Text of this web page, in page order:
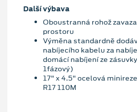
Další výbava
Oboustranná rohož
prostoru
Výměna standardně
nabíjecího kabelu za
domácí nabíjení ze
1fázový)
17" x 4.5" ocelová
R17 110M